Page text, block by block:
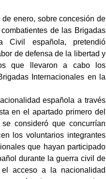
enero, sobre concesión de
de las Brigadas
Civil española, pretendió
de defensa de la libertad y
que llevaron a cabo los
Internacionales en la
española a través
en el apartado primero del
consideró que concurrían
los voluntarios integrantes
que hayan participado
durante la guerra civil de
acceso a la nacionalidad